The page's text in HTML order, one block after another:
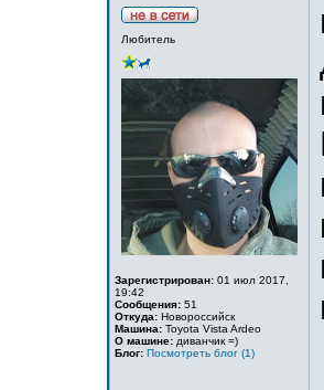
Любитель
Зарегистрирован: 01 июл 2017,
19:42
Сообщения: 51
Откуда: Новороссийск
Машина: Toyota Vista Ardeo
О машине: диванчик =)
Блог: Посмотреть блог (1)